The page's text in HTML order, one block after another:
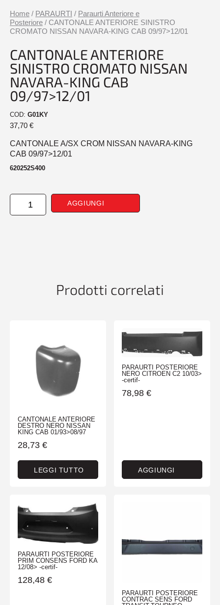
Home / PARAURTI / Paraurti Anteriore e
Posteriore / CANTONALE ANTERIORE SINISTRO
CROMATO NISSAN NAVARA-KING CAB 09/97>12/01
CANTONALE ANTERIORE
SINISTRO CROMATO NISSAN
NAVARA-KING CAB
09/97>12/01
COD: G01KY
37,70 €
CANTONALE A/SX CROM NISSAN NAVARA-KING
CAB 09/97>12/01
620252S400
CANTONALE
ANTERIORE
AGGIUNGI
Prodotti correlati
CANTONALE ANTERIORE
DESTRO NERO NISSAN
KING CAB 01/93>08/97
28,73 €
LEGGI TUTTO
PARAURTI POSTERIORE
NERO CITROEN C2 10/03>
-certif-
78,98 €
AGGIUNGI
PARAURTI POSTERIORE
PRIM CONSENS FORD KA
12/08> -certif-
128,48 €
PARAURTI POSTERIORE
CONTRAC SENS FORD